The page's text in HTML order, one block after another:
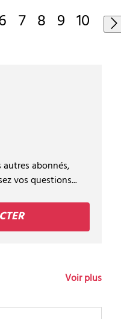
7 8 9 10
abonnés,
vos questions...
Voir plus